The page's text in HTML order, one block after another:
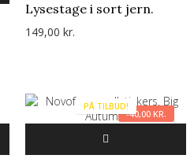
Lysestage i sort jern.
149,00 kr.
PÅ TILBUD!
-40,00 KR.